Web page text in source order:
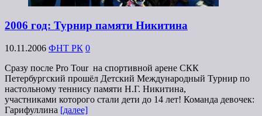
2006 год: Турнир памяти Никитина
10.11.2006 ФНТ РК 0
Сразу после Pro Tour на спортивной арене СКК
Петербургский прошёл Детский Международный Турнир по
настольному теннису памяти Н.Г. Никитина,
участниками которого стали дети до 14 лет! Команда девочек:
Гарифуллина [далее]